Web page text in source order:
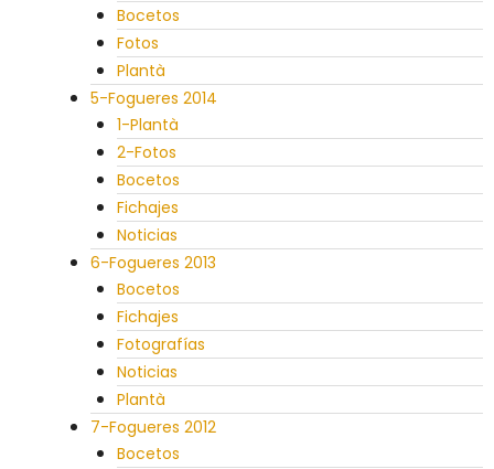
Bocetos
Fotos
Plantà
5-Fogueres 2014
1-Plantà
2-Fotos
Bocetos
Fichajes
Noticias
6-Fogueres 2013
Bocetos
Fichajes
Fotografías
Noticias
Plantà
7-Fogueres 2012
Bocetos